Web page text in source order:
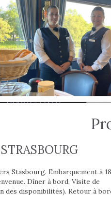
Stasbourg. Embarquement à
Dîner à bord. Visite de
des disponibilités). Retour à